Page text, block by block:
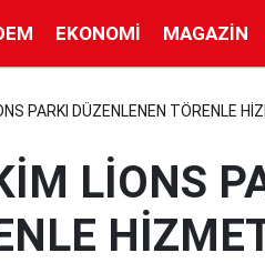
EKONOMI MAGAZIN
PARKI DÜZENLENEN TÖRENLE
LİONS